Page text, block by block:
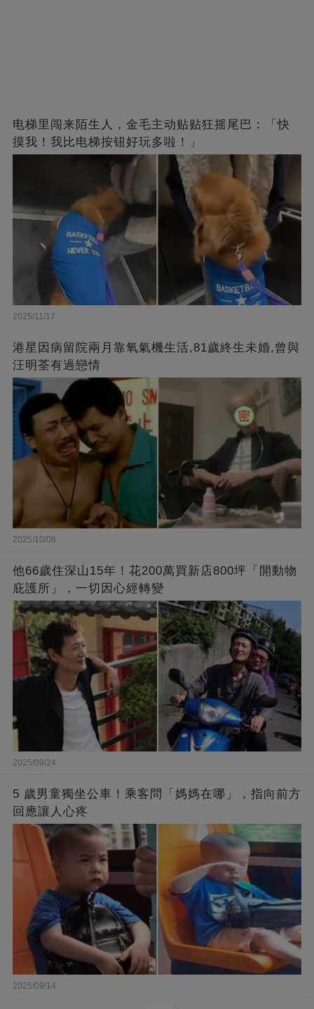
电梯里闯来陌生人，金毛主动贴贴狂摇尾巴：「快
摸我！我比电梯按钮好玩多啦！」
2025/11/17
港星因病留院兩月靠氧氣機生活,81歲終生未婚,曾與
汪明荃有過戀情
2025/10/08
他66歲住深山15年！花200萬買新店800坪「開動物
庇護所」，一切因心經轉變
2025/09/24
5 歲男童獨坐公車！乘客問「媽媽在哪」，指向前方
回應讓人心疼
2025/09/14